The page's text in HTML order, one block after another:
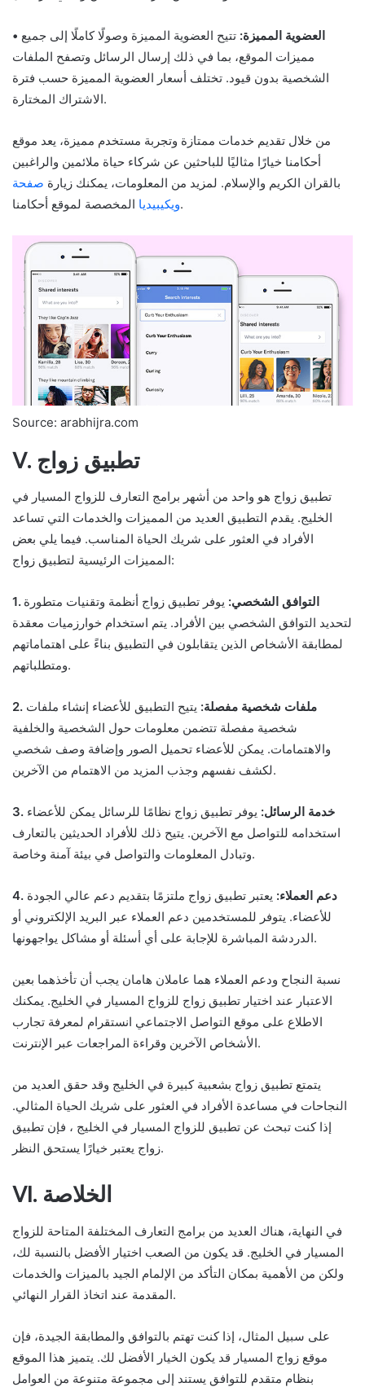
• العضوية المميزة: تتيح العضوية المميزة وصولًا كاملًا إلى جميع
مميزات الموقع، بما في ذلك إرسال الرسائل وتصفح الملفات
الشخصية بدون قيود. تختلف أسعار العضوية المميزة حسب فترة
الاشتراك المختارة.
من خلال تقديم خدمات ممتازة وتجربة مستخدم مميزة، يعد موقع
أحكامنا خيارًا مثاليًا للباحثين عن شركاء حياة ملائمين والراغبين
بالقران الكريم والإسلام. لمزيد من المعلومات، يمكنك زيارة صفحة
ويكيبيدياالمخصصة لموقع أحكامنا.
Source: arabhijra.com
V. تطبيق زواج
تطبيق زواج هو واحد من أشهر برامج التعارف للزواج المسيار في
الخليج. يقدم التطبيق العديد من المميزات والخدمات التي تساعد
الأفراد في العثور على شريك الحياة المناسب. فيما يلي بعض
المميزات الرئيسية لتطبيق زواج:
1. التوافق الشخصي: يوفر تطبيق زواج أنظمة وتقنيات متطورة
لتحديد التوافق الشخصي بين الأفراد. يتم استخدام خوارزميات معقدة
لمطابقة الأشخاص الذين يتقابلون في التطبيق بناءً على اهتماماتهم
ومتطلباتهم.
2. ملفات شخصية مفصلة: يتيح التطبيق للأعضاء إنشاء ملفات
شخصية مفصلة تتضمن معلومات حول الشخصية والخلفية
والاهتمامات. يمكن للأعضاء تحميل الصور وإضافة وصف شخصي
لكشف نفسهم وجذب المزيد من الاهتمام من الآخرين.
3. خدمة الرسائل: يوفر تطبيق زواج نظامًا للرسائل يمكن للأعضاء
استخدامه للتواصل مع الآخرين. يتيح ذلك للأفراد الحديثين بالتعارف
وتبادل المعلومات والتواصل في بيئة آمنة وخاصة.
4. دعم العملاء: يعتبر تطبيق زواج ملتزمًا بتقديم دعم عالي الجودة
للأعضاء. يتوفر للمستخدمين دعم العملاء عبر البريد الإلكتروني أو
الدردشة المباشرة للإجابة على أي أسئلة أو مشاكل يواجهونها.
نسبة النجاح ودعم العملاء هما عاملان هامان يجب أن تأخذهما بعين
الاعتبار عند اختيار تطبيق زواج للزواج المسيار في الخليج. يمكنك
الاطلاع على موقع التواصل الاجتماعي انستقرام لمعرفة تجارب
الأشخاص الآخرين وقراءة المراجعات عبر الإنترنت.
يتمتع تطبيق زواج بشعبية كبيرة في الخليج وقد حقق العديد من
النجاحات في مساعدة الأفراد في العثور على شريك الحياة المثالي.
إذا كنت تبحث عن تطبيق للزواج المسيار في الخليج ، فإن تطبيق
زواج يعتبر خيارًا يستحق النظر.
VI. الخلاصة
في النهاية، هناك العديد من برامج التعارف المختلفة المتاحة للزواج
المسيار في الخليج. قد يكون من الصعب اختيار الأفضل بالنسبة لك،
ولكن من الأهمية بمكان التأكد من الإلمام الجيد بالميزات والخدمات
المقدمة عند اتخاذ القرار النهائي.
على سبيل المثال، إذا كنت تهتم بالتوافق والمطابقة الجيدة، فإن
موقع زواج المسيار قد يكون الخيار الأفضل لك. يتميز هذا الموقع
بنظام متقدم للتوافق يستند إلى مجموعة متنوعة من العوامل